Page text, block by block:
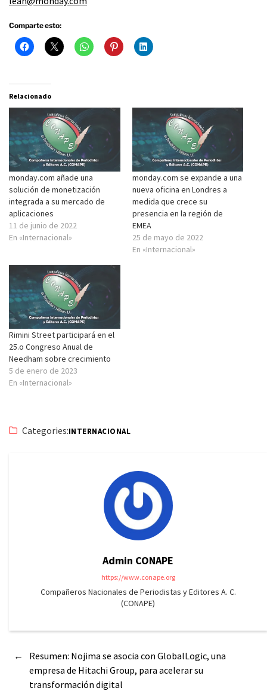
Comparte esto:
Relacionado
monday.com añade una
solución de monetización
integrada a su mercado de
aplicaciones
11 de junio de 2022
En «Internacional»
monday.com se expande a una
nueva oficina en Londres a
medida que crece su
presencia en la región de
EMEA
25 de mayo de 2022
En «Internacional»
Rimini Street participará en el
25.o Congreso Anual de
Needham sobre crecimiento
5 de enero de 2023
En «Internacional»
Categories:INTERNACIONAL
Admin CONAPE
https://www.conape.org
Compañeros Nacionales de Periodistas y Editores A. C.
(CONAPE)
←
Resumen: Nojima se asocia con GlobalLogic, una
empresa de Hitachi Group, para acelerar su
transformación digital